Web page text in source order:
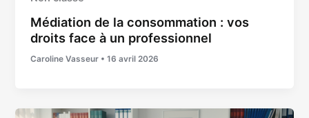
Médiation de la consommation : vos
droits face à un professionnel
Caroline Vasseur •16 avril 2026